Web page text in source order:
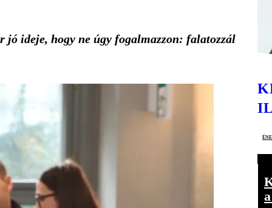
ideje, hogy ne úgy fogalmazzon: falatozzál